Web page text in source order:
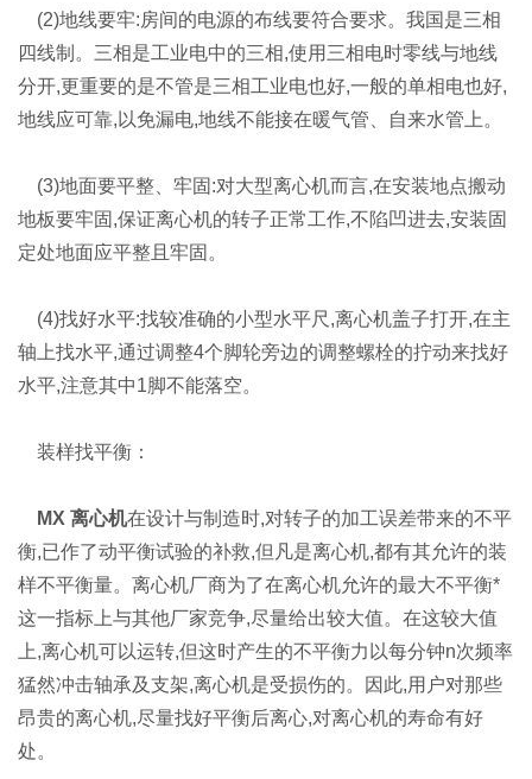
(2)地线要牢:房间的电源的布线要符合要求。我国是三相
四线制。三相是工业电中的三相,使用三相电时零线与地线
分开,更重要的是不管是三相工业电也好,一般的单相电也好,
地线应可靠,以免漏电,地线不能接在暖气管、自来水管上。
(3)地面要平整、牢固:对大型离心机而言,在安装地点搬动
地板要牢固,保证离心机的转子正常工作,不陷凹进去,安装固
定处地面应平整且牢固。
(4)找好水平:找较准确的小型水平尺,离心机盖子打开,在主
轴上找水平,通过调整4个脚轮旁边的调整螺栓的拧动来找好
水平,注意其中1脚不能落空。
装样找平衡：
MX 离心机在设计与制造时,对转子的加工误差带来的不平
衡,已作了动平衡试验的补救,但凡是离心机,都有其允许的装
样不平衡量。离心机厂商为了在离心机允许的最大不平衡*
这一指标上与其他厂家竞争,尽量给出较大值。在这较大值
上,离心机可以运转,但这时产生的不平衡力以每分钟n次频率
猛然冲击轴承及支架,离心机是受损伤的。因此,用户对那些
昂贵的离心机,尽量找好平衡后离心,对离心机的寿命有好
处。